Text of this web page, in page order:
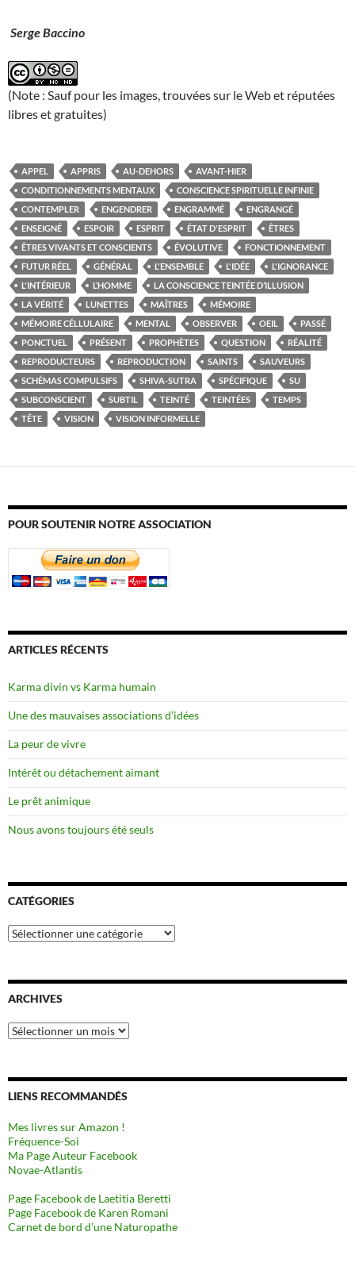
Serge Baccino
(Note : Sauf pour les images, trouvées sur le Web et réputées
libres et gratuites)
APPEL APPRIS AU-DEHORS
AVANT-HIER
CONDITIONNEMENTS MENTAUX
CONSCIENCE SPIRITUELLE INFINIE
CONTEMPLER
ENGENDRER ENGRAMMÉ
ENGRANGÉ
ENSEIGNÉ
ESPOIR ESPRIT ÉTAT D'ESPRIT
ÊTRES
ÊTRES VIVANTS ET CONSCIENTS
ÉVOLUTIVE
FONCTIONNEMENT
FUTUR RÉEL
GÉNÉRAL L'ENSEMBLE L'IDÉE
L'IGNORANCE
L'INTÉRIEUR
L’HOMME
LA CONSCIENCE TEINTÉE D’ILLUSION
LA VÉRITÉ
LUNETTES MAÎTRES
MÉMOIRE
MÉMOIRE CÉLLULAIRE
MENTAL OBSERVER OEIL
PASSÉ
PONCTUEL
PRÉSENT PROPHÈTES QUESTION
RÉALITÉ
REPRODUCTEURS
REPRODUCTION SAINTS
SAUVEURS
SCHÉMAS COMPULSIFS
SHIVA-SUTRA SPÉCIFIQUE
SU
SUBCONSCIENT
SUBTIL TEINTÉ TEINTÉES
TEMPS
TÊTE
VISION VISION INFORMELLE
POUR SOUTENIR NOTRE ASSOCIATION
ARTICLES RÉCENTS
Karma divin vs Karma humain
Une des mauvaises associations d’idées
La peur de vivre
Intérêt ou détachement aimant
Le prêt animique
Nous avons toujours été seuls
CATÉGORIES
Catégories
ARCHIVES
Archives
LIENS RECOMMANDÉS
Mes livres sur Amazon !
Fréquence-Soi
Ma Page Auteur Facebook
Novae-Atlantis
Page Facebook de Laetitia Beretti
Page Facebook de Karen Romani
Carnet de bord d’une Naturopathe